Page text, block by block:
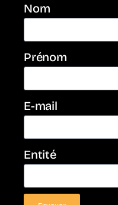
Nom
Prénom
E-mail
Entité